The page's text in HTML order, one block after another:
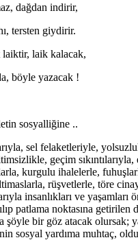
dağdan indirir,
tersten giydirir.
laik kalacak,
böyle yazacak !
sosyalliğine ..
sel felaketleriyle,
geçim
kurgulu ihalelerle,
rüşvetlerle, töre
insanlıkları ve yaşamları
patlama noktasına getirilen
şöyle bir göz atacak olursak;
sosyal yardıma muhtaç,